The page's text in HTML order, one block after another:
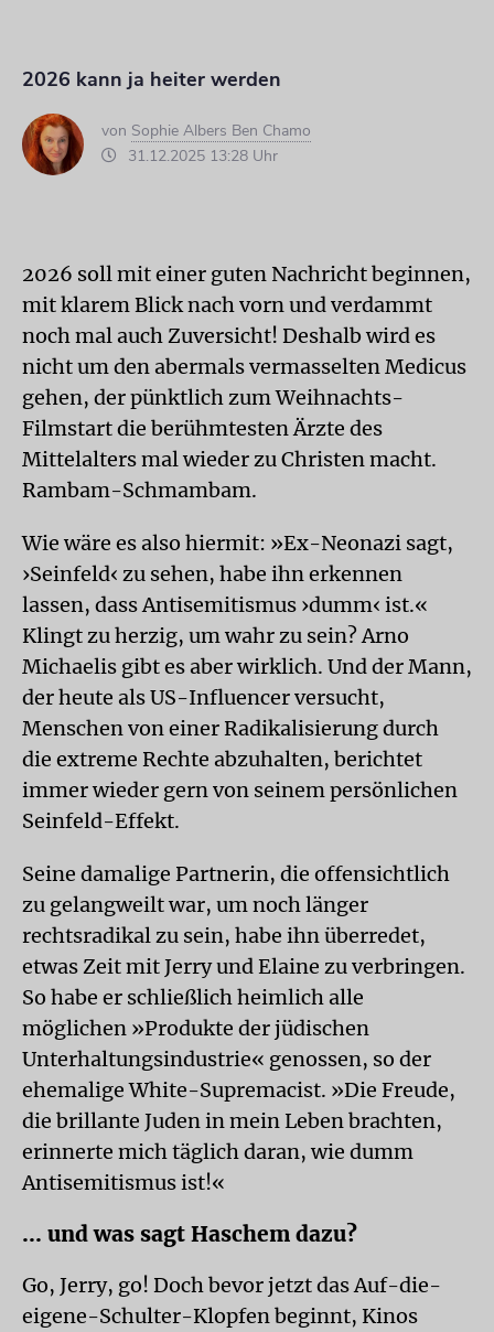
2026 kann ja heiter werden
von Sophie Albers Ben Chamo
31.12.2025 13:28 Uhr
2026 soll mit einer guten Nachricht beginnen,
mit klarem Blick nach vorn und verdammt
noch mal auch Zuversicht! Deshalb wird es
nicht um den abermals vermasselten Medicus
gehen, der pünktlich zum Weihnachts-
Filmstart die berühmtesten Ärzte des
Mittelalters mal wieder zu Christen macht.
Rambam-Schmambam.
Wie wäre es also hiermit: »Ex-Neonazi sagt,
›Seinfeld‹ zu sehen, habe ihn erkennen
lassen, dass Antisemitismus ›dumm‹ ist.«
Klingt zu herzig, um wahr zu sein? Arno
Michaelis gibt es aber wirklich. Und der Mann,
der heute als US-Influencer versucht,
Menschen von einer Radikalisierung durch
die extreme Rechte abzuhalten, berichtet
immer wieder gern von seinem persönlichen
Seinfeld-Effekt.
Seine damalige Partnerin, die offensichtlich
zu gelangweilt war, um noch länger
rechtsradikal zu sein, habe ihn überredet,
etwas Zeit mit Jerry und Elaine zu verbringen.
So habe er schließlich heimlich alle
möglichen »Produkte der jüdischen
Unterhaltungsindustrie« genossen, so der
ehemalige White-Supremacist. »Die Freude,
die brillante Juden in mein Leben brachten,
erinnerte mich täglich daran, wie dumm
Antisemitismus ist!«
... und was sagt Haschem dazu?
Go, Jerry, go! Doch bevor jetzt das Auf-die-
eigene-Schulter-Klopfen beginnt, Kinos